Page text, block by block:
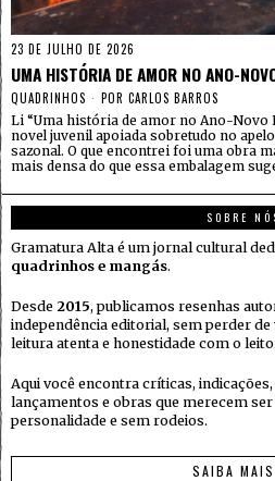
23 DE JULHO DE 2026
UMA HISTÓRIA DE AMOR NO ANO-
QUADRINHOS POR CARLOS BARROS
Li “Uma história de amor no Ano-Novo
novel juvenil apoiada sobretudo no
sazonal. O que encontrei foi uma obra
mais densa do que essa embalagem
SOBRE
Gramatura Alta é um jornal cultural
quadrinhos e mangás.
Desde 2015, publicamos resenhas
independência editorial, sem perder
leitura atenta e honestidade com o
Aqui você encontra críticas,
lançamentos e obras que merecem
personalidade e sem rodeios.
SAIBA